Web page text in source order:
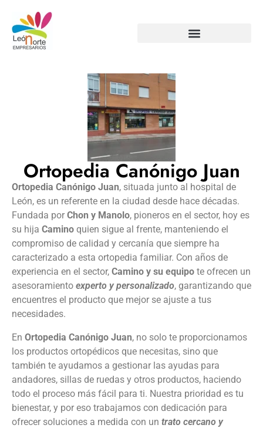
Ortopedia Canónigo Juan
Ortopedia Canónigo Juan, situada junto al hospital de
León, es un referente en la ciudad desde hace décadas.
Fundada por Chon y Manolo, pioneros en el sector, hoy es
su hija Camino quien sigue al frente, manteniendo el
compromiso de calidad y cercanía que siempre ha
caracterizado a esta ortopedia familiar. Con años de
experiencia en el sector, Camino y su equipo te ofrecen un
asesoramiento experto y personalizado, garantizando que
encuentres el producto que mejor se ajuste a tus
necesidades.
En Ortopedia Canónigo Juan, no solo te proporcionamos
los productos ortopédicos que necesitas, sino que
también te ayudamos a gestionar las ayudas para
andadores, sillas de ruedas y otros productos, haciendo
todo el proceso más fácil para ti. Nuestra prioridad es tu
bienestar, y por eso trabajamos con dedicación para
ofrecer soluciones a medida con un trato cercano y